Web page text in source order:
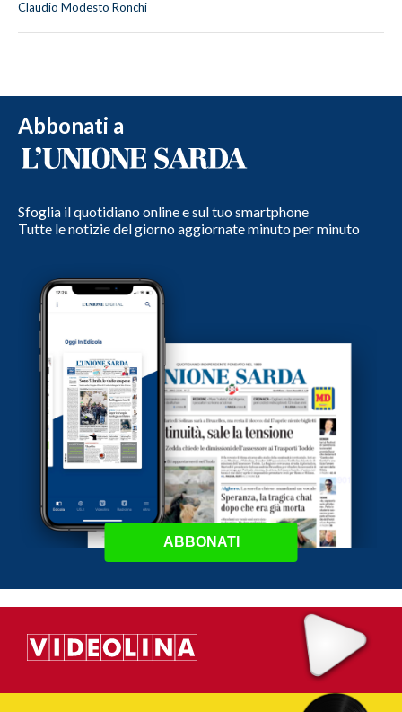
Claudio Modesto Ronchi
Abbonati a
Sfoglia il quotidiano online e sul tuo smartphone
Tutte le notizie del giorno aggiornate minuto per minuto
ABBONATI